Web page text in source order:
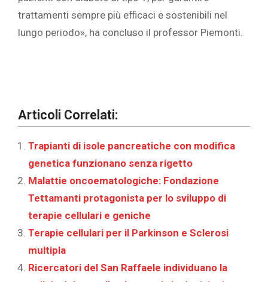
trattamenti sempre più efficaci e sostenibili nel
lungo periodo», ha concluso il professor Piemonti.
Articoli Correlati:
Trapianti di isole pancreatiche con modifica
genetica funzionano senza rigetto
Malattie oncoematologiche: Fondazione
Tettamanti protagonista per lo sviluppo di
terapie cellulari e geniche
Terapie cellulari per il Parkinson e Sclerosi
multipla
Ricercatori del San Raffaele individuano la